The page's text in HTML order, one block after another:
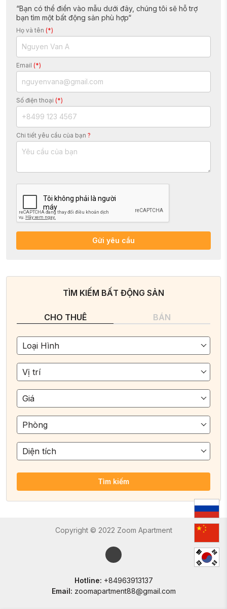
“Bạn có thể điền vào mẫu dưới đây, chúng tôi sẽ hỗ trợ
bạn tìm một bất động sản phù hợp“
Họ và tên (*)
Email (*)
Số điện thoại (*)
Chi tiết yêu cầu của bạn ?
Gửi yêu cầu
TÌM KIẾM BẤT ĐỘNG SẢN
CHO THUÊ BÁN
Loại Hình
Vị trí
Giá
Phòng
Diện tích
Tìm kiếm
Copyright © 2022 Zoom Apartment
Hotline: +84963913137
Email: zoomapartment88@gmail.com